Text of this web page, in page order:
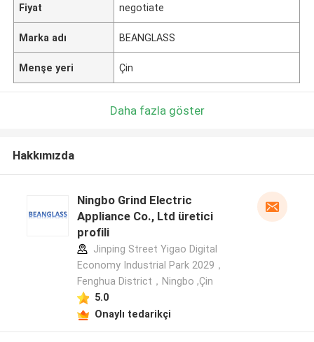
Fiyat negotiate
Marka adı BEANGLASS
Menşe yeri Çin
Daha fazla göster
Hakkımızda
Ningbo Grind Electric
Appliance Co., Ltd üretici
profili
Jinping Street Yigao Digital
Economy Industrial Park 2029，
Fenghua District，Ningbo ,Çin
5.0
Onaylı tedarikçi